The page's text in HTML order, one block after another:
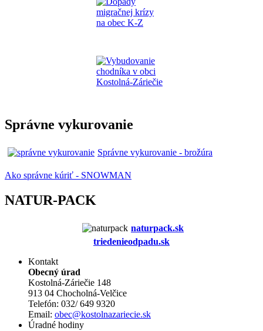
Správne vykurovanie
Správne vykurovanie - brožúra
Ako správne kúriť - SNOWMAN
NATUR-PACK
naturpack.sk
triedenieodpadu.sk
Kontakt
Obecný úrad
Kostolná-Záriečie 148
913 04 Chocholná-Velčice
Telefón: 032/ 649 9320
Email: obec@kostolnazariecie.sk
Úradné hodiny